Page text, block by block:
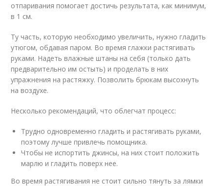
отпаривания помогает достичь результата, как минимум,
в 1 см.
Ту часть, которую необходимо увеличить, нужно гладить
утюгом, обдавая паром. Во время глажки растягивать
руками. Надеть влажные штаны на себя (только дать
предварительно им остыть) и проделать в них
упражнения на растяжку. Позволить брюкам высохнуть
на воздухе.
Несколько рекомендаций, что облегчат процесс:
Трудно одновременно гладить и растягивать руками,
поэтому лучше привлечь помощника.
Чтобы не испортить джинсы, на них стоит положить
марлю и гладить поверх нее.
Во время растягивания не стоит сильно тянуть за лямки